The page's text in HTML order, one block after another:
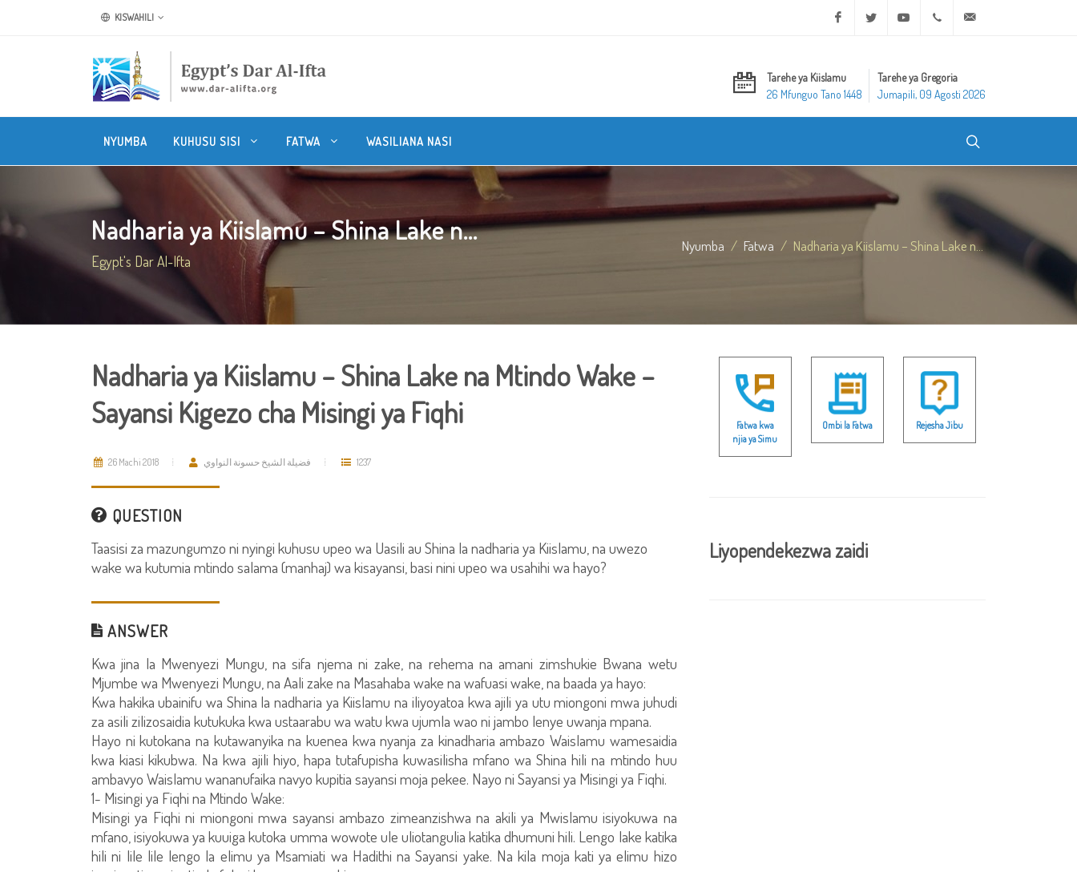
KISWAHILI Facebook Twitter Youtube +20 2 25970400
Tarehe ya Kiislamu
26 Mfunguo Tano 1448
Tarehe ya Gregoria
Jumapili, 09 Agosti 2026
NYUMBA KUHUSU SISI FATWA WASILIANA NASI
Nadharia ya Kiislamu – Shina Lake n...
Egypt's Dar Al-Ifta
Nyumba Fatwa Nadharia ya Kiislamu – Shina Lake n...
Nadharia ya Kiislamu – Shina Lake na Mtindo Wake –
Sayansi Kigezo cha Misingi ya Fiqhi
26 Machi 2018 فضيلة الشيخ حسونة النواوي 1237
QUESTION
Taasisi za mazungumzo ni nyingi kuhusu upeo wa Uasili au Shina la nadharia ya Kiislamu, na uwezo
wake wa kutumia mtindo salama (manhaj) wa kisayansi, basi nini upeo wa usahihi wa hayo?
ANSWER
Kwa jina la Mwenyezi Mungu, na sifa njema ni zake, na rehema na amani zimshukie Bwana wetu
Mjumbe wa Mwenyezi Mungu, na Aali zake na Masahaba wake na wafuasi wake, na baada ya hayo:
Kwa hakika ubainifu wa Shina la nadharia ya Kiislamu na iliyoyatoa kwa ajili ya utu miongoni mwa juhudi
za asili zilizosaidia kutukuka kwa ustaarabu wa watu kwa ujumla wao ni jambo lenye uwanja mpana.
Hayo ni kutokana na kutawanyika na kuenea kwa nyanja za kinadharia ambazo Waislamu wamesaidia
kwa kiasi kikubwa. Na kwa ajili hiyo, hapa tutafupisha kuwasilisha mfano wa Shina hili na mtindo huu
ambavyo Waislamu wananufaika navyo kupitia sayansi moja pekee. Nayo ni Sayansi ya Misingi ya Fiqhi.
1- Misingi ya Fiqhi na Mtindo Wake:
Misingi ya Fiqhi ni miongoni mwa sayansi ambazo zimeanzishwa na akili ya Mwislamu isiyokuwa na
mfano, isiyokuwa ya kuuiga kutoka umma wowote ule uliotangulia katika dhumuni hili. Lengo lake katika
hili ni lile lile lengo la elimu ya Msamiati wa Hadithi na Sayansi yake. Na kila moja kati ya elimu hizo
Fatwa kwa
njia ya Simu
Ombi la Fatwa Rejesha Jibu
Liyopendekezwa zaidi